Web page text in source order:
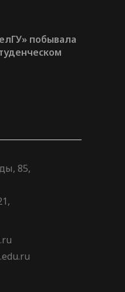
побывала
85,